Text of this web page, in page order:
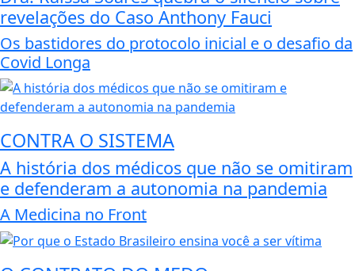
revelações do Caso Anthony Fauci
Os bastidores do protocolo inicial e o desafio da
Covid Longa
CONTRA O SISTEMA
A história dos médicos que não se omitiram
e defenderam a autonomia na pandemia
A Medicina no Front